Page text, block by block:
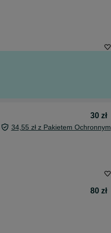
30 zł
34,55 zł z Pakietem Ochronnym
80 zł